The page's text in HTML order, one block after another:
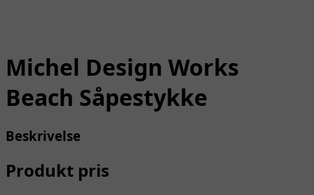
Michel Design Works
Beach Såpestykke
Beskrivelse
Produkt pris